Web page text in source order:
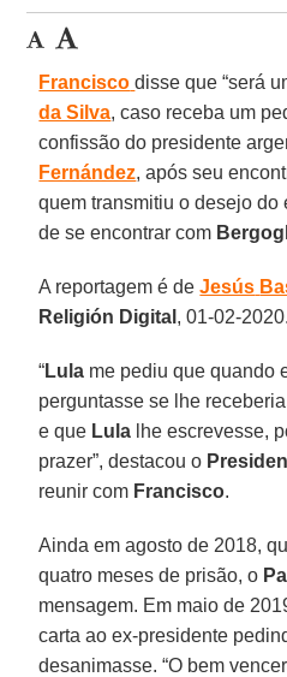
Francisco disse que “será
da Silva, caso receba um
confissão do presidente
Fernández, após seu
quem transmitiu o desejo do
de se encontrar com
A reportagem é deJesús
Religión Digital , 01-02-
“Lula me pediu que quando
perguntasse se lhe
e que Lula lhe escrevesse,
prazer”, destacou o
reunir com Francisco.
Ainda em agosto de 2018,
quatro meses de prisão, o
mensagem. Em maio de
carta ao ex-presidente
desanimasse. “O bem